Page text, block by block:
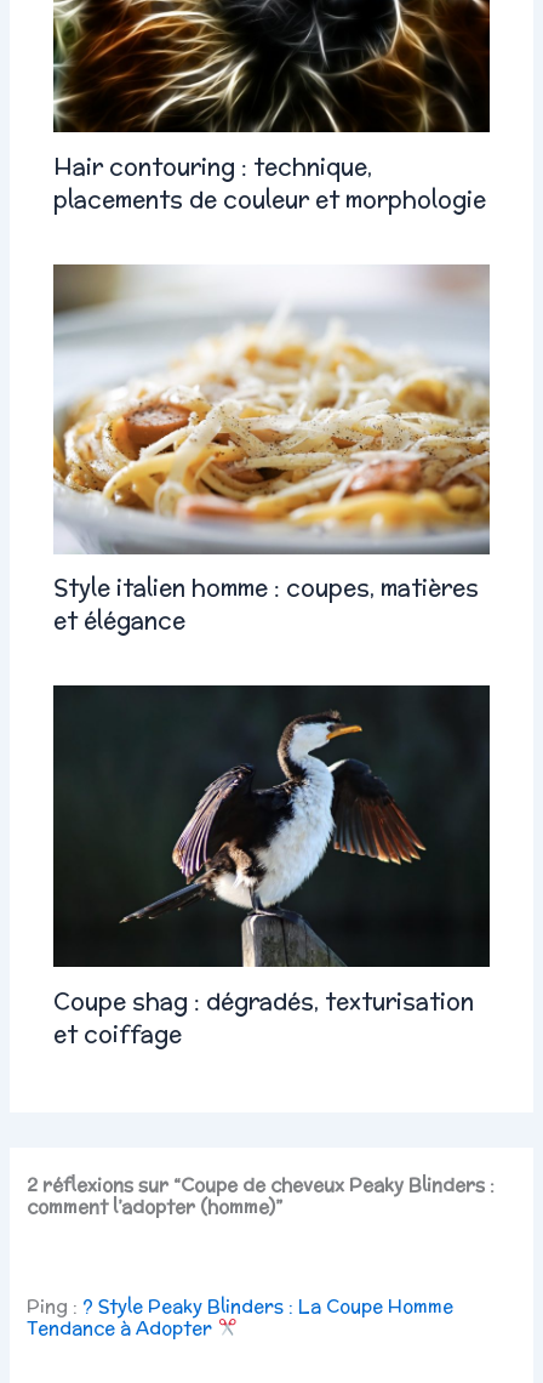
Hair contouring : technique,
placements de couleur et morphologie
Style italien homme : coupes, matières
et élégance
Coupe shag : dégradés, texturisation
et coiffage
2 réflexions sur “Coupe de cheveux Peaky Blinders :
comment l’adopter (homme)”
Ping : ? Style Peaky Blinders : La Coupe Homme
Tendance à Adopter